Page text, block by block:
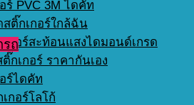
ร์ PVC 3M ไดคัท
ติ๊กเกอร์ใกล้ฉัน
กอร์สะท้อนแสงไดมอนด์เกรด
กเกอร์ ราคากันเอง
ร์ไดคัท
กอร์โลโก้
ถ